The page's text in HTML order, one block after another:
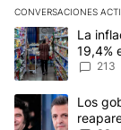
CONVERSACIONES
Este listado
Un artículo de
La
19,4%
213
Un artículo de
Los